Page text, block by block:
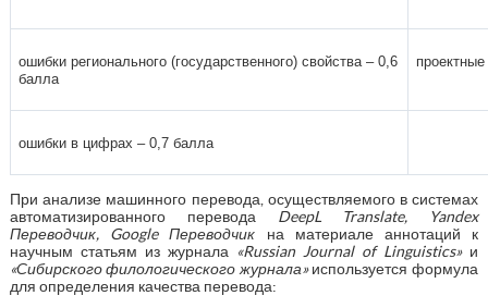
ошибки регионального (государственного) свойства – 0,6
балла
ошибки в цифрах – 0,7 балла
При анализе машинного перевода, осуществляемого в системах
автоматизированного перевода DeepL Translate, Yandex
Переводчик, Google Переводчик на материале аннотаций к
научным статьям из журнала
«Russian Journal of Linguistics» и
«Сибирского филологического журнала»используется формула
для определения качества перевода: